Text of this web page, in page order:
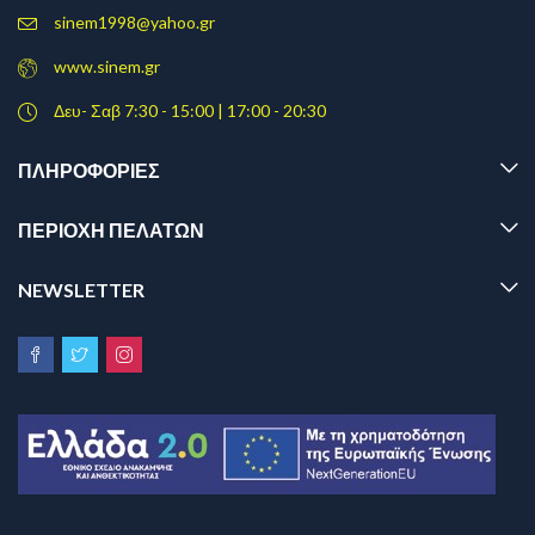
sinem1998@yahoo.gr
www.sinem.gr
Δευ- Σαβ 7:30 - 15:00 | 17:00 - 20:30
ΠΛΗΡΟΦΟΡΊΕΣ
ΠΕΡΙΟΧΗ ΠΕΛΑΤΩΝ
NEWSLETTER